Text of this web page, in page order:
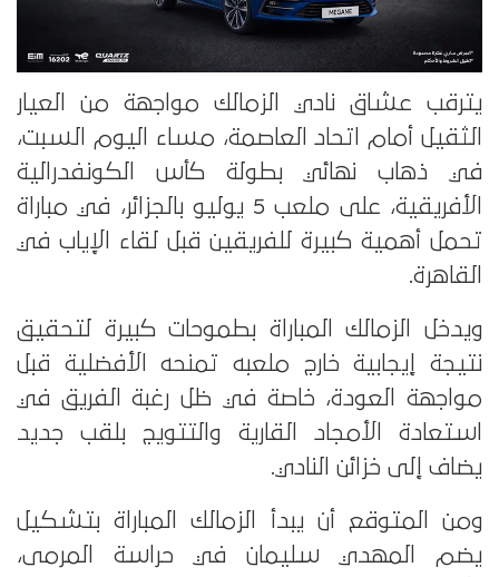
يترقب عشاق نادي الزمالك مواجهة من العيار
الثقيل أمام اتحاد العاصمة، مساء اليوم السبت،
في ذهاب نهائي بطولة كأس الكونفدرالية
الأفريقية، على ملعب 5 يوليو بالجزائر، في مباراة
تحمل أهمية كبيرة للفريقين قبل لقاء الإياب في
القاهرة.
ويدخل الزمالك المباراة بطموحات كبيرة لتحقيق
نتيجة إيجابية خارج ملعبه تمنحه الأفضلية قبل
مواجهة العودة، خاصة في ظل رغبة الفريق في
استعادة الأمجاد القارية والتتويج بلقب جديد
يضاف إلى خزائن النادي.
ومن المتوقع أن يبدأ الزمالك المباراة بتشكيل
يضم المهدي سليمان في حراسة المرمى،